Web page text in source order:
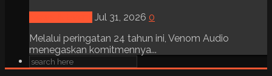
Jul 31, 2026 0
Melalui peringatan 24 tahun ini, Venom Audio
menegaskan komitmennya...